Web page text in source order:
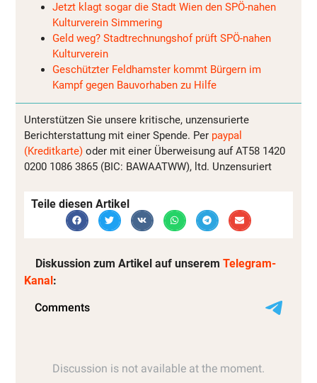
Jetzt klagt sogar die Stadt Wien den SPÖ-nahen
Kulturverein Simmering
Geld weg? Stadtrechnungshof prüft SPÖ-nahen
Kulturverein
Geschützter Feldhamster kommt Bürgern im
Kampf gegen Bauvorhaben zu Hilfe
Unterstützen Sie unsere kritische, unzensurierte
Berichterstattung mit einer Spende. Per paypal
(Kreditkarte) oder mit einer Überweisung auf AT58 1420
0200 1086 3865 (BIC: BAWAATWW), ltd. Unzensuriert
Teile diesen Artikel
Diskussion zum Artikel auf unserem Telegram-
Kanal: